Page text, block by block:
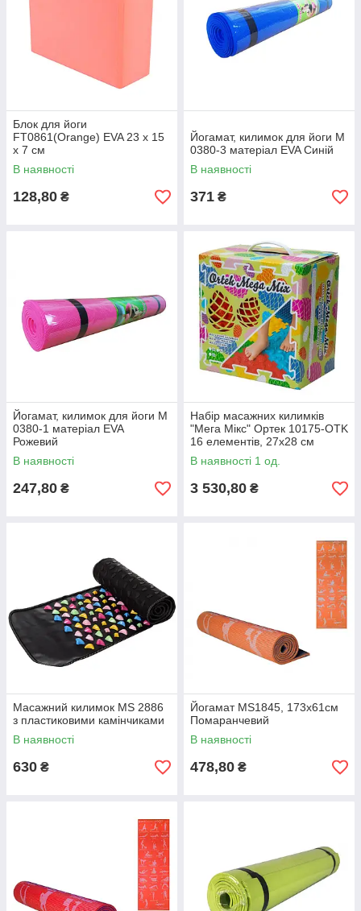
Блок для йоги
FT0861(Orange) EVA 23 х 15
х 7 см
В наявності
128,80 ₴
Йогамат, килимок для йоги M
0380-3 матеріал EVA Синій
В наявності
371 ₴
Йогамат, килимок для йоги M
0380-1 матеріал EVA
Рожевий
В наявності
247,80 ₴
Набір масажних килимків
"Мега Мікс" Ортек 10175-OTK
16 елементів, 27x28 см
В наявності 1 од.
3 530,80 ₴
Масажний килимок MS 2886
з пластиковими камінчиками
В наявності
630 ₴
Йогамат MS1845, 173х61см
Помаранчевий
В наявності
478,80 ₴